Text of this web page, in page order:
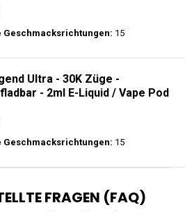
Geschmacksrichtungen: 15
Ultra - 30K Züge -
- 2ml E-Liquid / Vape Pod
Geschmacksrichtungen: 15
FRAGEN (FAQ)